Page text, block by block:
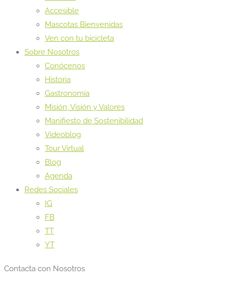
Accesible
Mascotas Bienvenidas
Ven con tu bicicleta
Sobre Nosotros
Conócenos
Historia
Gastronomía
Misión, Visión y Valores
Manifiesto de Sostenibilidad
Videoblog
Tour Virtual
Blog
Agenda
Redes Sociales
IG
FB
TT
YT
Contacta con Nosotros